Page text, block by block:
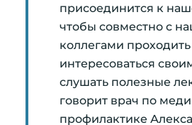
присоединится к
чтобы совместно с
коллегами
интересоваться
слушать полезные
говорит врач по
профилактике